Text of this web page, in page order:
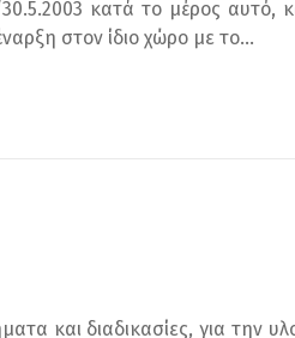
κατά το μέρος
στον ίδιο χώρο με το...
και διαδικασίες, για την